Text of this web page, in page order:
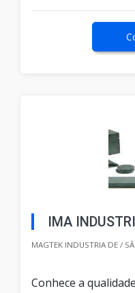
IMA
MAGTEK INDUSTRIA DE /
Conhece a